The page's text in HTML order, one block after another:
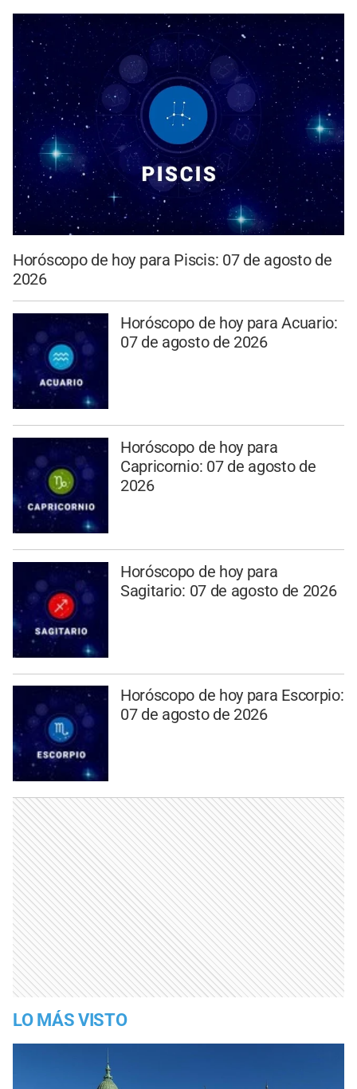
Horóscopo de hoy para Piscis: 07 de agosto de
2026
Horóscopo de hoy para Acuario:
07 de agosto de 2026
Horóscopo de hoy para
Capricornio: 07 de agosto de
2026
Horóscopo de hoy para
Sagitario: 07 de agosto de 2026
Horóscopo de hoy para Escorpio:
07 de agosto de 2026
LO MÁS VISTO